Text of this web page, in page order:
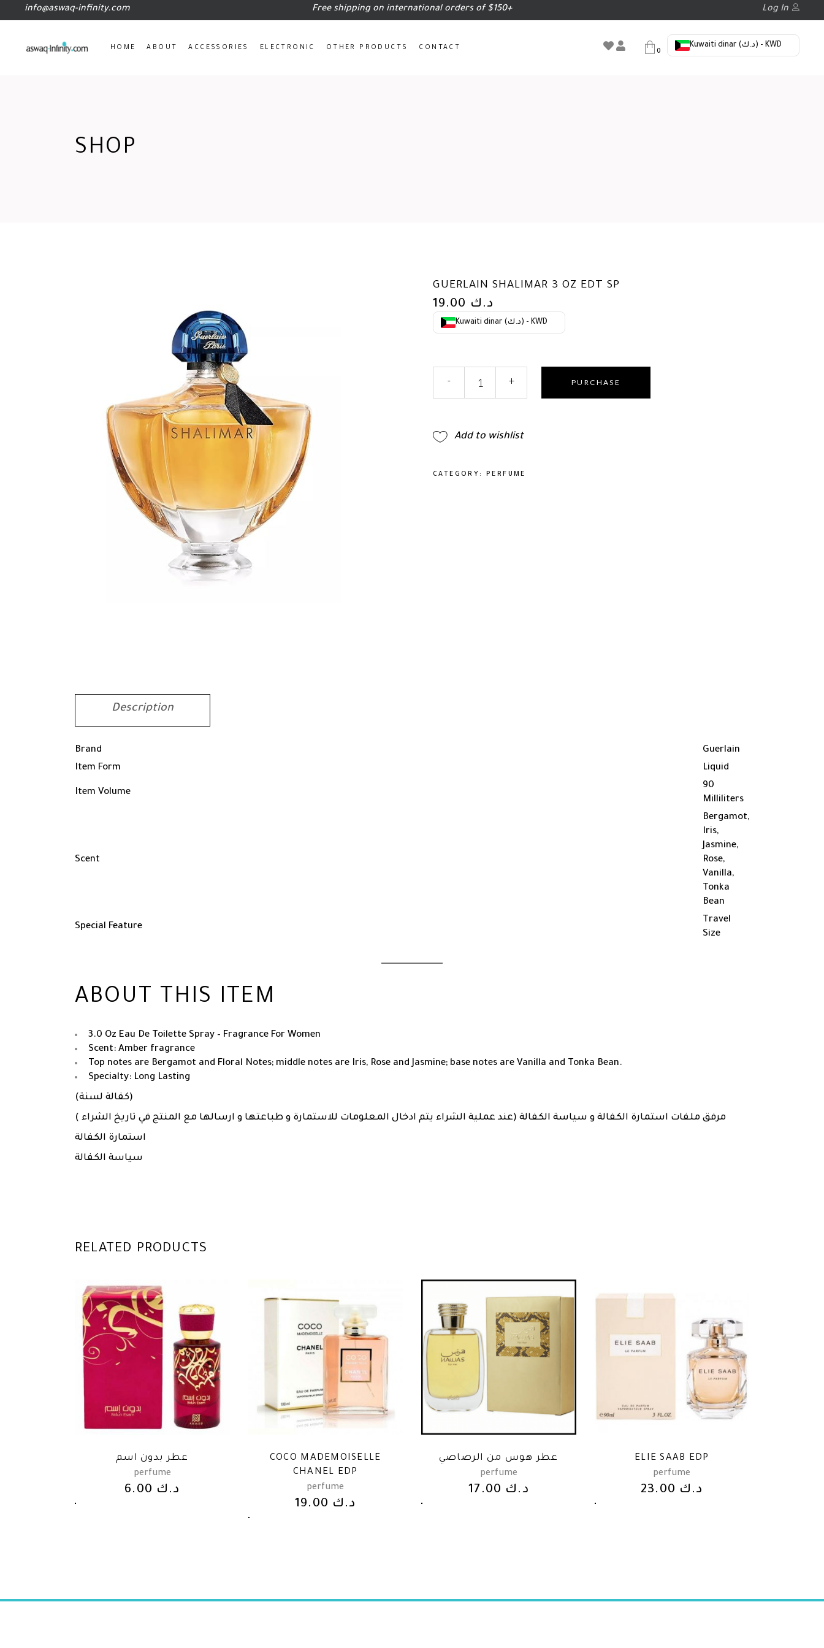
info@aswaq-infinity.com Free shipping on international orders of $150+ Log In
HOME ABOUT ACCESSORIES ELECTRONIC OTHER PRODUCTS CONTACT
0
Kuwaiti dinar (د.ك) - KWD
SHOP
GUERLAIN SHALIMAR 3 OZ EDT SP
د.ك
Kuwaiti dinar (د.ك) - KWD
3
Edt
Sp
- + PURCHASE
Add to wishlist
CATEGORY:PERFUME
Description
Brand
Guerlain
Item Form
Liquid
Item Volume
90
Milliliters
Scent
Bergamot,
Iris,
Jasmine,
Rose,
Vanilla,
Tonka
Bean
Special Feature
Travel
Size
ABOUT THIS ITEM
3.0 Oz Eau De Toilette Spray – Fragrance For Women
Scent: Amber fragrance
Top notes are Bergamot and Floral Notes; middle notes are Iris, Rose and Jasmine; base notes are Vanilla and Tonka Bean.
Specialty: Long Lasting
(كفالة لسنة)
مرفق ملفات استمارة الكفالة و سياسة الكفالة (عند عملية الشراء يتم ادخال المعلومات للاستمارة و طباعتها و ارسالها مع المنتج في تاريخ الشراء )
استمارة الكفالة
سياسة الكفالة
RELATED PRODUCTS
عطر بدون اسم
perfume
د.ك
COCO MADEMOISELLE
CHANEL EDP
perfume
د.ك
عطر هوس من الرصاصي
perfume
د.ك
ELIE SAAB EDP
perfume
د.ك